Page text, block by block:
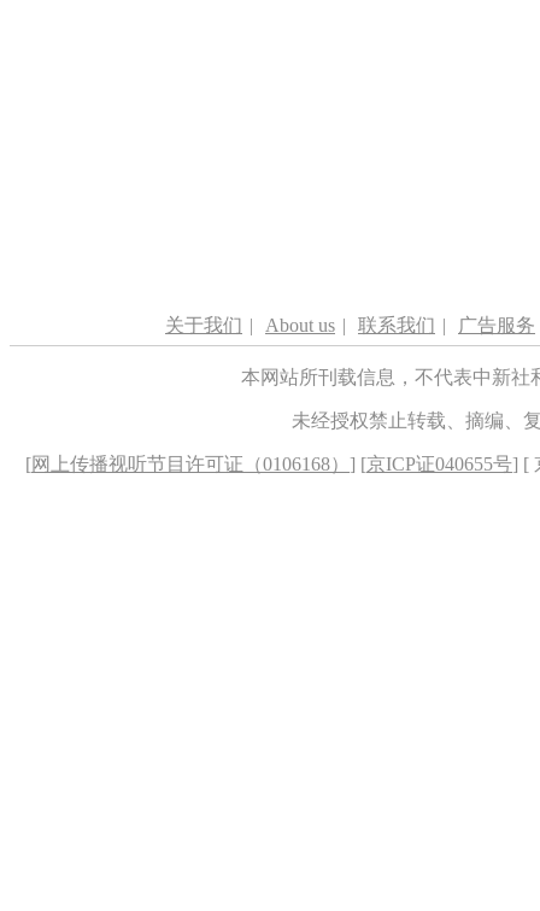
关于我们 | About us | 联系我们 | 广告服务
本网站所刊载信息，不代表中新
未经授权禁止转载、摘编、
[网上传播视听节目许可证（0106168） ] [京ICP证040655号] [